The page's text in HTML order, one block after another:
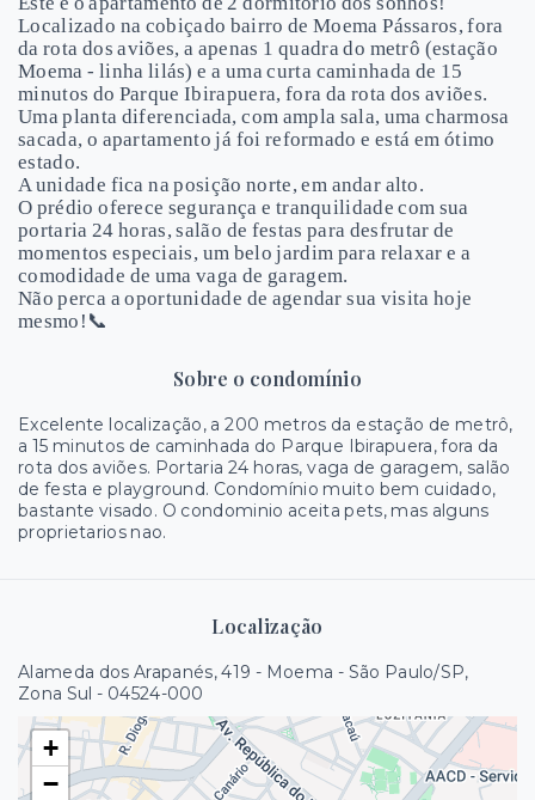
Localizado na cobiçado bairro de Moema Pássaros, fora
da rota dos aviões, a apenas 1 quadra do metrô (estação
Moema - linha lilás) e a uma curta caminhada de 15
minutos do Parque Ibirapuera, fora da rota dos aviões.
Uma planta diferenciada, com ampla sala, uma charmosa
sacada, o apartamento já foi reformado e está em ótimo
estado.
A unidade fica na posição norte, em andar alto.
O prédio oferece segurança e tranquilidade com sua
portaria 24 horas, salão de festas para desfrutar de
momentos especiais, um belo jardim para relaxar e a
comodidade de uma vaga de garagem.
Não perca a oportunidade de agendar sua visita hoje
mesmo!📞
Sobre o condomínio
Excelente localização, a 200 metros da estação de metrô,
a 15 minutos de caminhada do Parque Ibirapuera, fora da
rota dos aviões. Portaria 24 horas, vaga de garagem, salão
de festa e playground. Condomínio muito bem cuidado,
bastante visado. O condominio aceita pets, mas alguns
proprietarios nao.
Localização
Alameda dos Arapanés, 419 - Moema - São Paulo/SP,
Zona Sul - 04524-000
+
−